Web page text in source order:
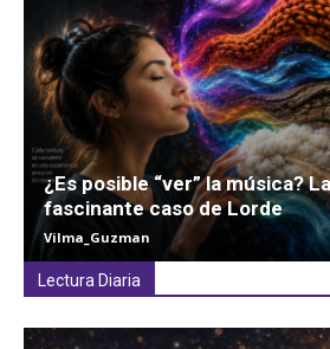
¿Es posible “ver” la música?
fascinante caso de Lorde
Vilma_Guzman
Lectura Diaria